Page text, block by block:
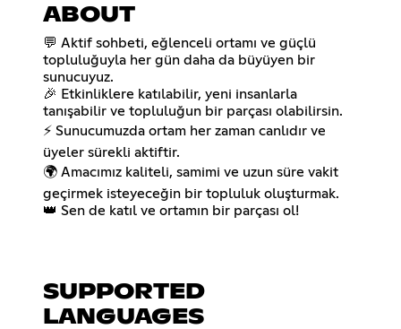
ABOUT
💬 Aktif sohbeti, eğlenceli ortamı ve güçlü
topluluğuyla her gün daha da büyüyen bir
sunucuyuz.
🎉 Etkinliklere katılabilir, yeni insanlarla
tanışabilir ve topluluğun bir parçası olabilirsin.
⚡ Sunucumuzda ortam her zaman canlıdır ve
üyeler sürekli aktiftir.
🌍 Amacımız kaliteli, samimi ve uzun süre vakit
geçirmek isteyeceğin bir topluluk oluşturmak.
👑 Sen de katıl ve ortamın bir parçası ol!
SUPPORTED
LANGUAGES